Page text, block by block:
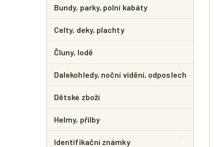
Bundy, parky, polní kabáty
Celty, deky, plachty
Čluny, lodě
Dalekohledy, noční vidění, odposlech
Dětské zboží
Helmy, přilby
Identifikační známky